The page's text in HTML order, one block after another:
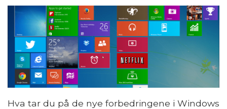
Hva tar du på de nye forbedringene i Windows